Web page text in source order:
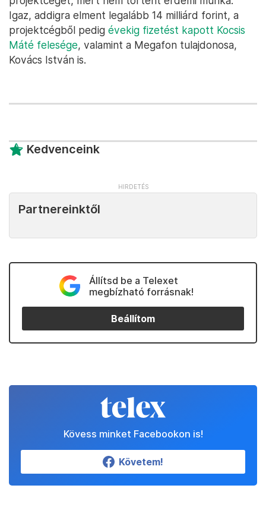
Igaz, addigra elment legalább 14 milliárd forint, a
projektcégből pedig évekig fizetést kapott Kocsis
Máté felesége, valamint a Megafon tulajdonosa,
Kovács István is.
Kedvenceink
Partnereinktől
Állítsd be a Telexet
megbízható forrásnak!
Beállítom
Kövess minket Facebookon is!
Követem!